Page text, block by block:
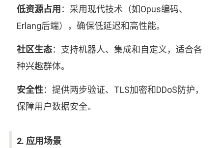
低资源占用 ：采用现代技术（如Opus编码、
Erlang后端），确保低延迟和高性能。
社区生态：支持机器人、集成和自定义，适合各
种兴趣群体。
安全性：提供两步验证、TLS加密和DDoS防护，
保障用户数据安全。
2. 应用场景